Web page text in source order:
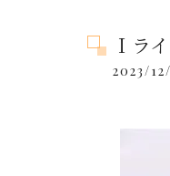
Ｉラ
2023/